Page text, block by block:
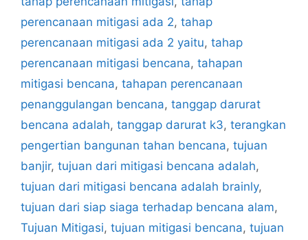
perencanaan mitigasi ada 2, tahap
perencanaan mitigasi ada 2 yaitu, tahap
perencanaan mitigasi bencana, tahapan
mitigasi bencana, tahapan perencanaan
penanggulangan bencana, tanggap darurat
bencana adalah, tanggap darurat k3, terangkan
pengertian bangunan tahan bencana, tujuan
banjir, tujuan dari mitigasi bencana adalah,
tujuan dari mitigasi bencana adalah brainly,
tujuan dari siap siaga terhadap bencana alam,
Tujuan Mitigasi, tujuan mitigasi bencana, tujuan